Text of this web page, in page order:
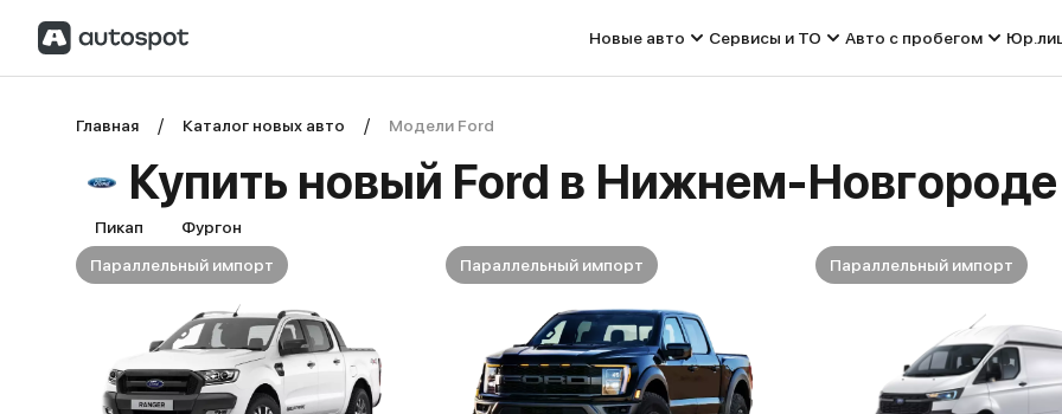
Новые авто Сервисы и ТО Авто с пробегом
Главная Каталог новых авто Модели Ford
Купить новый Ford в Нижнем-Новгороде
Пикап
Фургон
Параллельный импорт
Параллельный импорт Параллельный импорт